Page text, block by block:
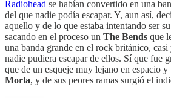
Radiohead se habían convertido en una
del que nadie podía escapar. Y, aun así,
aquello y de lo que estaba intentando ser
sacando en el proceso un The Bends que
una banda grande en el rock británico,
nadie pudiera escapar de ellos. Sí que fue
que de un esqueje muy lejano en espacio
Morla, y de sus peores ramas surgió el